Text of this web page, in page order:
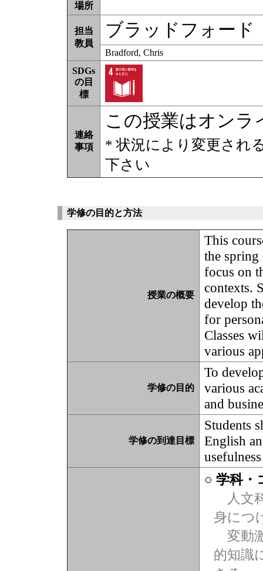
場所
担当
教員
ブラッドフォー
Bradford, Chris
SDGs
の目
標
連絡
事項
この授業はオンラ
* 状況により変更され
下さい
学修の目的と方法
授業の概要
This
the
focus on
contexts.
develop
for
Classes
various
学修の目的
To
various
and
学修の到達目標
Students
English
○ 学科・
人文
身につ
変動
的知識